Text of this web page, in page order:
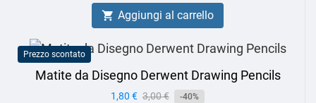
 Aggiungi al carrello
Prezzo scontato
Matite da Disegno Derwent Drawing Pencils
Prezzo
1,80 € Prezzo
3,00 € -40%